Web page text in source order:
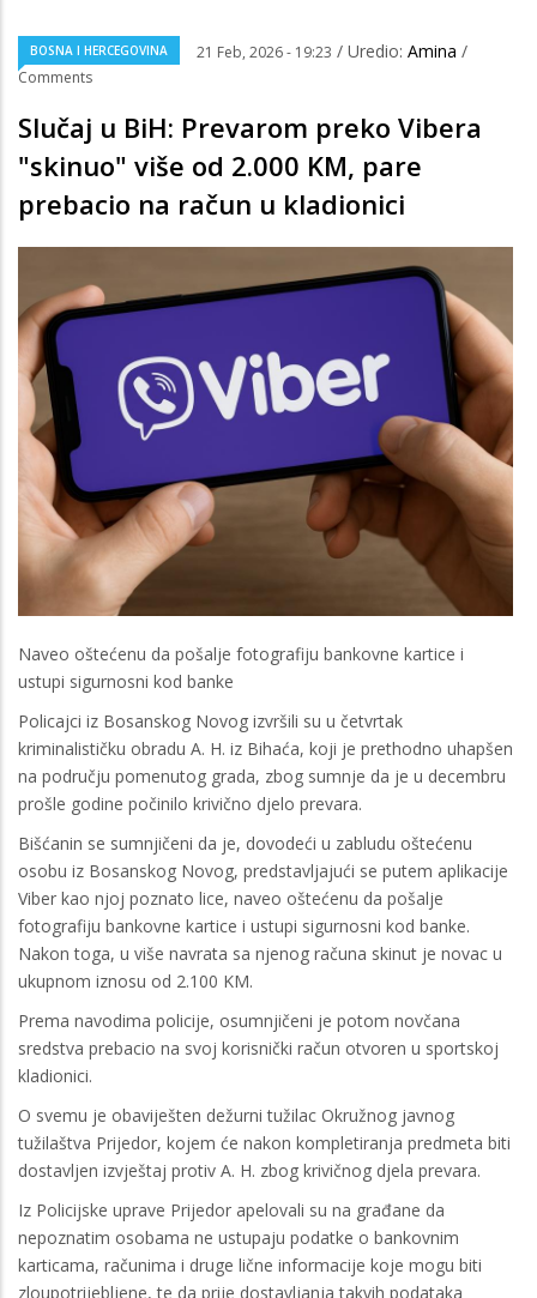
BOSNA I HERCEGOVINA 21 Feb, 2026 - 19:23 / Uredio: Amina /
Comments
Slučaj u BiH: Prevarom preko Vibera
"skinuo" više od 2.000 KM, pare
prebacio na račun u kladionici
Naveo oštećenu da pošalje fotografiju bankovne kartice i
ustupi sigurnosni kod banke
Policajci iz Bosanskog Novog izvršili su u četvrtak
kriminalističku obradu A. H. iz Bihaća, koji je prethodno uhapšen
na području pomenutog grada, zbog sumnje da je u decembru
prošle godine počinilo krivično djelo prevara.
Bišćanin se sumnjičeni da je, dovodeći u zabludu oštećenu
osobu iz Bosanskog Novog, predstavljajući se putem aplikacije
Viber kao njoj poznato lice, naveo oštećenu da pošalje
fotografiju bankovne kartice i ustupi sigurnosni kod banke.
Nakon toga, u više navrata sa njenog računa skinut je novac u
ukupnom iznosu od 2.100 KM.
Prema navodima policije, osumnjičeni je potom novčana
sredstva prebacio na svoj korisnički račun otvoren u sportskoj
kladionici.
O svemu je obaviješten dežurni tužilac Okružnog javnog
tužilaštva Prijedor, kojem će nakon kompletiranja predmeta biti
dostavljen izvještaj protiv A. H. zbog krivičnog djela prevara.
Iz Policijske uprave Prijedor apelovali su na građane da
nepoznatim osobama ne ustupaju podatke o bankovnim
karticama, računima i druge lične informacije koje mogu biti
zloupotrijebljene, te da prije dostavljanja takvih podataka